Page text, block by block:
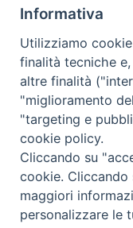
La nostra storia
Statuto
Presidenza e
Consiglio scientifico
Coordinamento
Informativa
Utilizziamo
finalità tecniche
altre finalità
"miglioramento
"targeting e
cookie policy.
Cliccando su
cookie. Cliccando
maggiori
personalizzare le